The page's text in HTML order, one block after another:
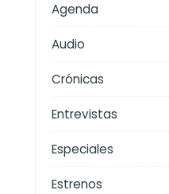
Agenda
Audio
Crónicas
Entrevistas
Especiales
Estrenos